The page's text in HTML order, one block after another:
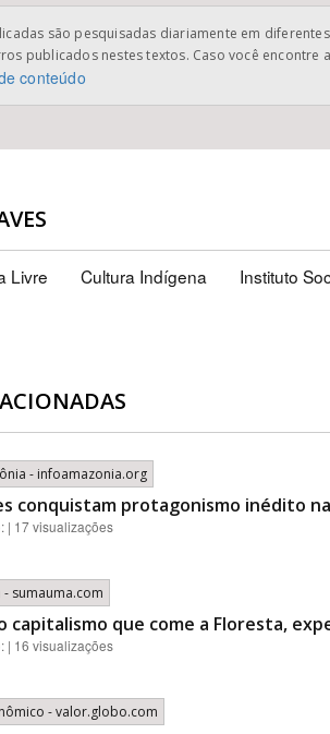
são pesquisadas diariamente em
publicados nestes textos. Caso você
conteúdo
Livre Cultura Indígena Instituto
- infoamazonia.org
conquistam protagonismo inédito
| 17 visualizações
- sumauma.com
capitalismo que come a Floresta,
| 16 visualizações
- valor.globo.com